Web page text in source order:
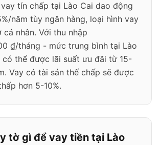
tín chấp tại Lào Cai dao động
năm tùy ngân hàng, loại hình vay
cá nhân. Với thu nhập
₫/tháng - mức trung bình tại Lào
có thể được lãi suất ưu đãi từ 15-
Vay có tài sản thế chấp sẽ được
hơn 5-10%.
tờ gì để vay tiền tại Lào